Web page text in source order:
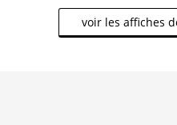
voir les affiches